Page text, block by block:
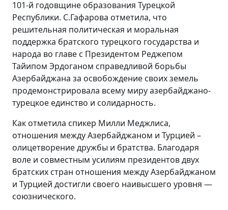
101-й годовщине образования Турецкой
Республики. С.Гафарова отметила, что
решительная политическая и моральная
поддержка братского турецкого государства и
народа во главе с Президентом Реджепом
Тайипом Эрдоганом справедливой борьбы
Азербайджана за освобождение своих земель
продемонстрировала всему миру азербайджано-
турецкое единство и солидарность.
Как отметила спикер Милли Меджлиса,
отношения между Азербайджаном и Турцией –
олицетворение дружбы и братства. Благодаря
воле и совместным усилиям президентов двух
братских стран отношения между Азербайджаном
и Турцией достигли своего наивысшего уровня —
союзнического.